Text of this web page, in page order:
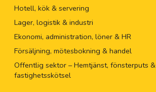
Hotell, kök & servering
Lager, logistik & industri
Ekonomi, administration, löner & HR
Försäljning, mötesbokning & handel
Offentlig sektor – Hemtjänst, fönsterputs &
fastighetsskötsel